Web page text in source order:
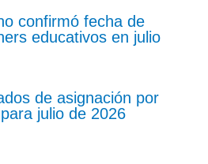
confirmó fecha de
educativos en julio
de asignación por
julio de 2026